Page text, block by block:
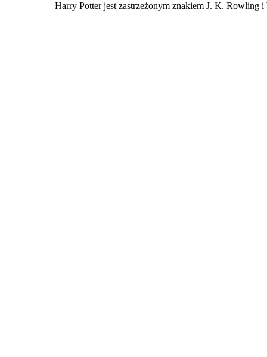
Harry Potter jest zastrzeżonym znakiem J. K. Rowling